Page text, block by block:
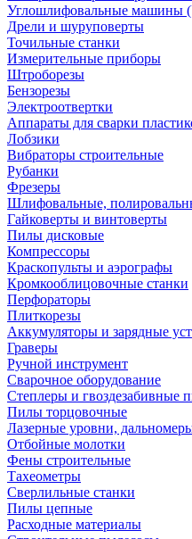
Углошлифовальные
Дрели и шуруповерты
Точильные станки
Измерительные приборы
Штроборезы
Бензорезы
Электроотвертки
Аппараты для сварки
Лобзики
Вибраторы строительные
Рубанки
Фрезеры
Шлифовальные,
Гайковерты и винтоверты
Пилы дисковые
Компрессоры
Краскопульты и аэрографы
Кромкооблицовочные станки
Перфораторы
Плиткорезы
Аккумуляторы и зарядные
Граверы
Ручной инструмент
Сварочное оборудование
Степлеры и гвоздезабивные
Пилы торцовочные
Лазерные уровни,
Отбойные молотки
Фены строительные
Тахеометры
Сверлильные станки
Пилы цепные
Расходные материалы